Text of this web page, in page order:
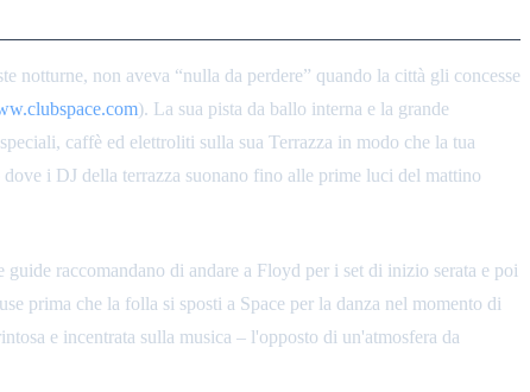
non aveva “nulla da perdere” quando la città gli concesse
). La sua pista da ballo interna e la grande
caffè ed elettroliti sulla sua Terrazza in modo che la tua
i DJ della terrazza suonano fino alle prime luci del mattino
raccomandano di andare a Floyd per i set di inizio serata e poi
prima che la folla si sposti a Space per la danza nel momento di
e incentrata sulla musica – l'opposto di un'atmosfera da